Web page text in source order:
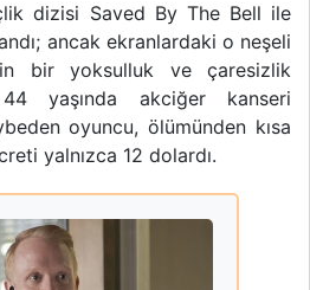
dizisi Saved By The Bell ile
ancak ekranlardaki o neşeli
bir yoksulluk ve çaresizlik
yaşında akciğer kanseri
oyuncu, ölümünden kısa
yalnızca 12 dolardı.